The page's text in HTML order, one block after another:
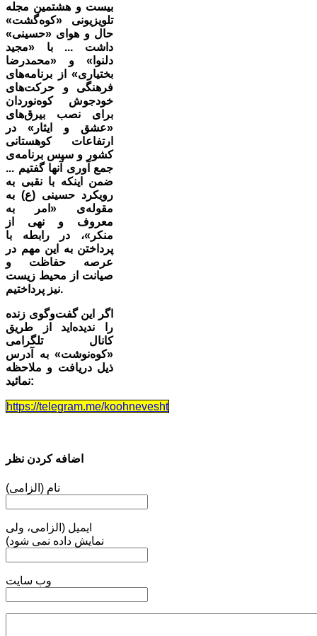
بیست و هشتمین مجله
تلویزیونی «کوه‌گشت»
حال و هوای «حسینی»
داشت ... با «مجید
دلنوا» و «محمدرضا
بختیاری» از برنامه‌های
فرهنگی و حرکت‌های
خودجوش کوه‌نوردان
برای نصب بیرق‌های
«عشق و ایثار» در
ارتفاعات کوهستانی
کشور و سپس برنامه‌ی
جمع آوری آنها گفتیم ...
ضمن اینکه با نقبی به
رویکرد حسینی (ع) به
مقوله‌ی «امر به
معروف و نهی از
منکر»، در رابطه با
پرداختن به این مهم در
عرصه حفاظت و
صیانت از محیط زیست
نیز پرداختیم.
اگر این گفت‌وگوی زنده
را ندیده‌اید از طریق
کانال تلگرامی
«کوه‌نوشت»‌ به آدرس
ذیل دریافت و ملاحظه
نمائید:
https://telegram.me/koohnevesht
اضافه کردن نظر
نام (الزامی)
ایمیل (الزامی، ولی
نمایش داده نمی شود)
وب سایت